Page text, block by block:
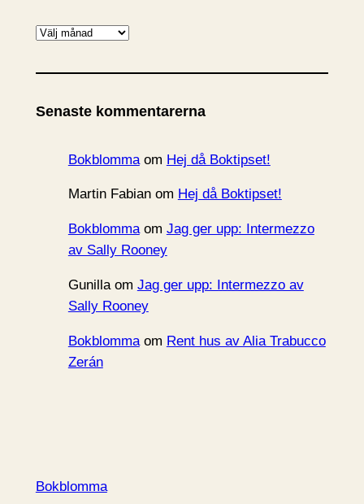
A
k
v
Senaste kommentarerna
Bokblommaom Hej då Boktipset!
Martin Fabianom Hej då Boktipset!
Bokblommaom Jag ger upp: Intermezzo
av Sally Rooney
Gunillaom Jag ger upp: Intermezzo av
Sally Rooney
Bokblommaom Rent hus av Alia Trabucco
Zerán
Bokblomma